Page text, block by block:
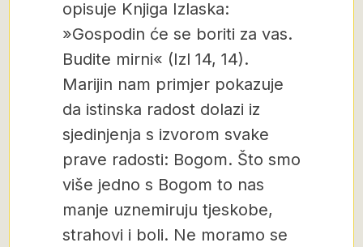
opisuje Knjiga Izlaska:
»Gospodin će se boriti za vas.
Budite mirni« (Izl 14, 14).
Marijin nam primjer pokazuje
da istinska radost dolazi iz
sjedinjenja s izvorom svake
prave radosti: Bogom. Što smo
više jedno s Bogom to nas
manje uznemiruju tjeskobe,
strahovi i boli. Ne moramo se